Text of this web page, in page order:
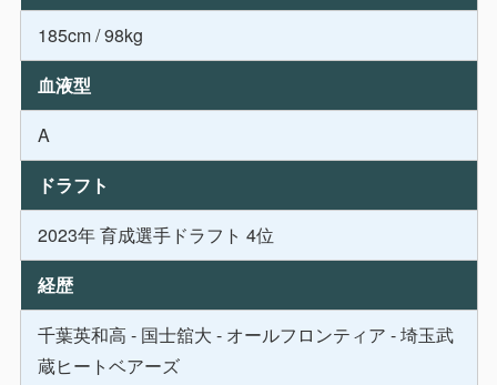
185cm / 98kg
血液型
A
ドラフト
2023年 育成選手ドラフト 4位
経歴
千葉英和高 - 国士舘大 - オールフロンティア - 埼玉武
蔵ヒートベアーズ